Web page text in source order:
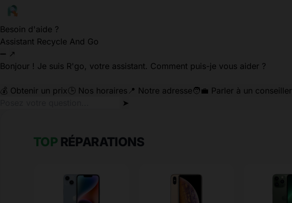
Besoin d'aide ?
Assistant Recycle And Go
➖ ↗
Bonjour ! Je suis R'go, votre assistant. Comment puis-je vous aider ?
💰 Obtenir un prix🕒 Nos horaires 📍 Notre adresse🧑‍💼 Parler à un conseiller
➤
TOP RÉPARATIONS